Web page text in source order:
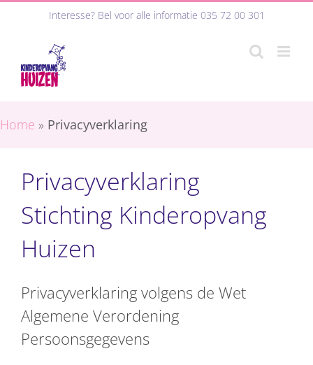
Interesse? Bel voor alle informatie 035 72 00 301
Home » Privacyverklaring
Privacyverklaring
Stichting Kinderopvang
Huizen
Privacyverklaring volgens de Wet
Algemene Verordening
Persoonsgegevens